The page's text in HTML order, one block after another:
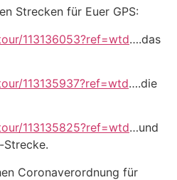
Strecken für Euer GPS:
113136053?ref=wtd….das
113135937?ref=wtd….die
113135825?ref=wtd…und
Coronaverordnung für